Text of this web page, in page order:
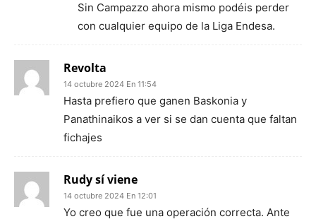
Sin Campazzo ahora mismo podéis perder
con cualquier equipo de la Liga Endesa.
Revolta
14 octubre 2024 En 11:54
Hasta prefiero que ganen Baskonia y
Panathinaikos a ver si se dan cuenta que faltan
fichajes
Rudy sí viene
14 octubre 2024 En 12:01
Yo creo que fue una operación correcta. Ante